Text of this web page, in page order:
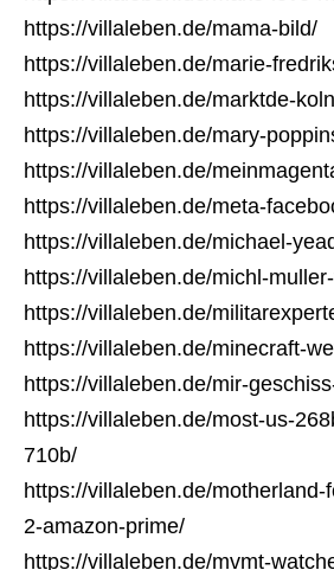
https://villaleben.de/mama-bild/
https://villaleben.de/marie-
https://villaleben.de/marktde-
https://villaleben.de/mary-
https://villaleben.de/
https://villaleben.de/meta-
https://villaleben.de/michael-
https://villaleben.de/michl-
https://villaleben.de/
https://villaleben.de/minecraft-
https://villaleben.de/mir-
https://villaleben.de/most-us-
710b/
https://villaleben.de/
2-amazon-prime/
https://villaleben.de/mvmt-